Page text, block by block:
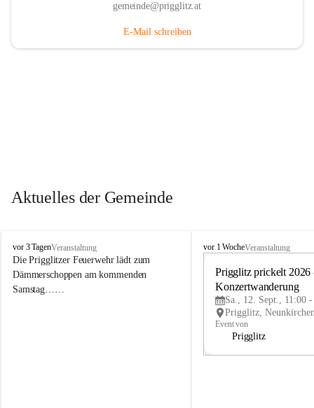
gemeinde@prigglitz.at
E-Mail schreiben
Aktuelles der Gemeinde
P
r
i
g
vor 3 TagenVeranstaltung
Die Prigglitzer Feuerwehr lädt zum
Dämmerschoppen am kommenden
Samstag……
P
vor 1 WocheVeranstaltung
Prigglitz prickelt 2026
Konzertwanderung
Sa., 12. Sept., 11:00
Event von
Prigglitz